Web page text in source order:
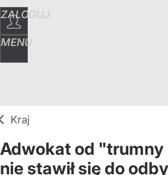
ZALOGUJ
MENU
Kraj
Adwokat od "trumny
nie stawił się do